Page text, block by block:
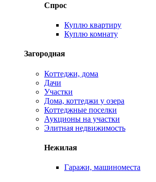
Спрос
Куплю квартиру
Куплю комнату
Загородная
Коттеджи, дома
Дачи
Участки
Дома, коттеджи у озера
Коттеджные поселки
Аукционы на участки
Элитная недвижимость
Нежилая
Гаражи, машиноместа